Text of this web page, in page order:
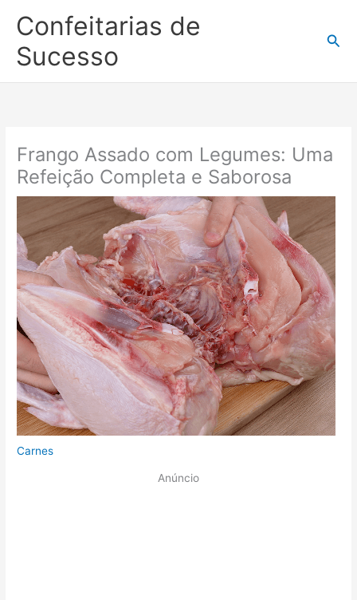
para
conteúdo
Confeitarias de
Sucesso
Frango Assado com Legumes: Uma
Refeição Completa e Saborosa
Carnes
Anúncio